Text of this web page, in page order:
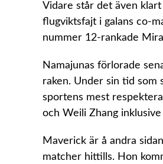
Vidare står det även
flugviktsfajt i galans co-
nummer 12-rankade
Namajunas förlorade
raken. Under sin tid som
sportens mest
och Weili Zhang
Maverick är å andra
matcher hittills. Hon